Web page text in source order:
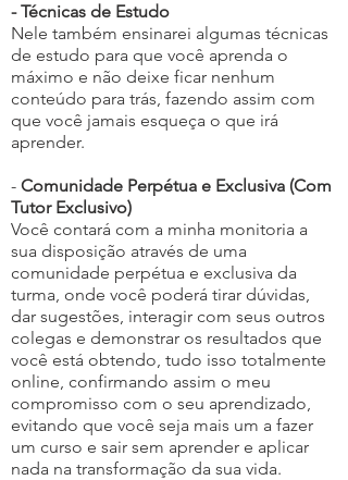
- Técnicas de Estudo
Nele também ensinarei algumas técnicas
de estudo para que você aprenda o
máximo e não deixe ficar nenhum
conteúdo para trás, fazendo assim com
que você jamais esqueça o que irá
aprender.
- Comunidade Perpétua e Exclusiva (Com
Tutor Exclusivo)
Você contará com a minha monitoria a
sua disposição através de uma
comunidade perpétua e exclusiva da
turma, onde você poderá tirar dúvidas,
dar sugestões, interagir com seus outros
colegas e demonstrar os resultados que
você está obtendo, tudo isso totalmente
online, confirmando assim o meu
compromisso com o seu aprendizado,
evitando que você seja mais um a fazer
um curso e sair sem aprender e aplicar
nada na transformação da sua vida.